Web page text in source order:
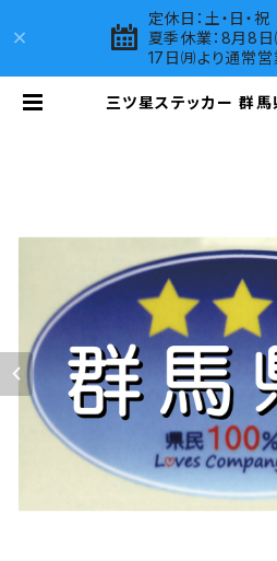
定休日：土・日・祝
夏季休業：8月8
17日㈪より通常営
三ツ星ステッカー 群